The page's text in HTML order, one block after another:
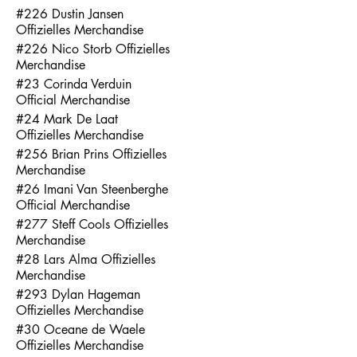
#226 Dustin Jansen
Offizielles Merchandise
#226 Nico Storb Offizielles
Merchandise
#23 Corinda Verduin
Official Merchandise
#24 Mark De Laat
Offizielles Merchandise
#256 Brian Prins Offizielles
Merchandise
#26 Imani Van Steenberghe
Official Merchandise
#277 Steff Cools Offizielles
Merchandise
#28 Lars Alma Offizielles
Merchandise
#293 Dylan Hageman
Offizielles Merchandise
#30 Oceane de Waele
Offizielles Merchandise